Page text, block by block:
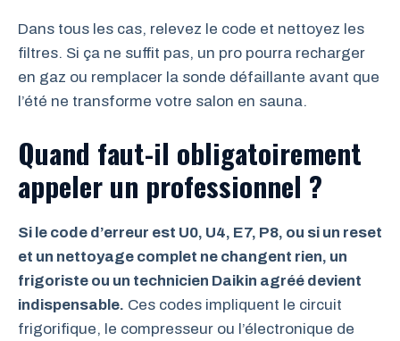
Dans tous les cas, relevez le code et nettoyez les
filtres. Si ça ne suffit pas, un pro pourra recharger
en gaz ou remplacer la sonde défaillante avant que
l’été ne transforme votre salon en sauna.
Quand faut-il obligatoirement
appeler un professionnel ?
Si le code d’erreur est U0, U4, E7, P8, ou si un reset
et un nettoyage complet ne changent rien, un
frigoriste ou un technicien Daikin agréé devient
indispensable. Ces codes impliquent le circuit
frigorifique, le compresseur ou l’électronique de